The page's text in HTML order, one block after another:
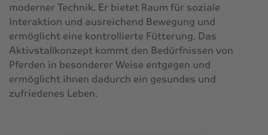
moderner Technik. Er bietet Raum für soziale
Interaktion und ausreichend Bewegung und
ermöglicht eine kontrollierte Fütterung. Das
Aktivstallkonzept kommt den Bedürfnissen von
Pferden in besonderer Weise entgegen und
ermöglicht ihnen dadurch ein gesundes und
zufriedenes Leben.